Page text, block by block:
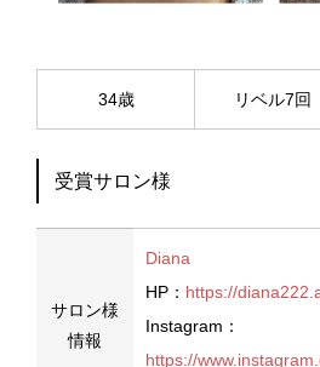
34歳 リベル7回
受賞サロン様
サロン様
情報
Diana
HP： https://
Instagram：
https://